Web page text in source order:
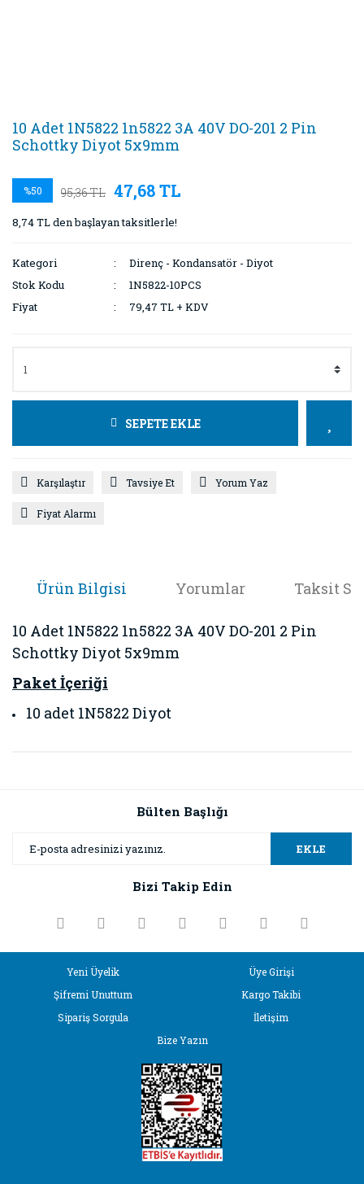
10 Adet 1N5822 1n5822 3A 40V DO-201 2 Pin
Schottky Diyot 5x9mm
%50 95,36 TL 47,68 TL
8,74 TL den başlayan taksitlerle!
Kategori
Direnç - Kondansatör - Diyot
Stok Kodu
1N5822-10PCS
Fiyat
79,47 TL + KDV
SEPETE EKLE
Karşılaştır Tavsiye Et Yorum Yaz
Fiyat Alarmı
Ürün Bilgisi Yorumlar Taksit
10 Adet 1N5822 1n5822 3A 40V DO-201 2 Pin
Schottky Diyot 5x9mm
Paket İçeriği
10 adet 1N5822 Diyot
Görüş ve önerileriniz için teşekkür ederiz.
Ürün resmi kalitesiz, bozuk veya görüntülenemiyor.
Ürün bilgilerinde hatalar bulunuyor.
Gönder
Bülten Başlığı
EKLE
Bizi Takip Edin
Yeni Üyelik
Üye Girişi
Şifremi Unuttum
Kargo Takibi
Sipariş Sorgula
İletişim
Bize Yazın